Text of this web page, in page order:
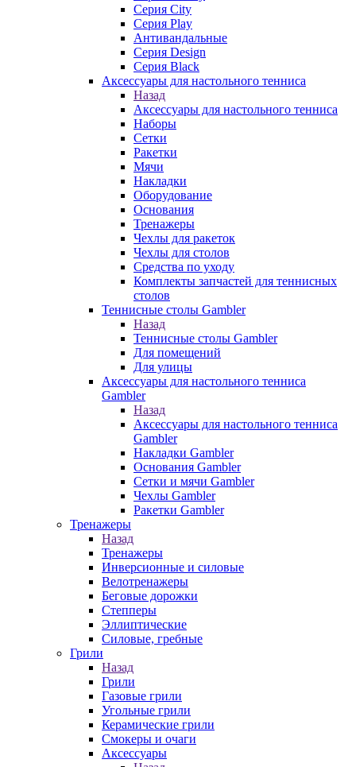
Серия City
Серия Play
Антивандальные
Серия Design
Серия Black
Аксессуары для настольного тенниса
Назад
Аксессуары для настольного тенниса
Наборы
Сетки
Ракетки
Мячи
Накладки
Оборудование
Основания
Тренажеры
Чехлы для ракеток
Чехлы для столов
Средства по уходу
Комплекты запчастей для теннисных
столов
Теннисные столы Gambler
Назад
Теннисные столы Gambler
Для помещений
Для улицы
Аксессуары для настольного тенниса
Gambler
Назад
Аксессуары для настольного тенниса
Gambler
Накладки Gambler
Основания Gambler
Сетки и мячи Gambler
Чехлы Gambler
Ракетки Gambler
Тренажеры
Назад
Тренажеры
Инверсионные и силовые
Велотренажеры
Беговые дорожки
Степперы
Эллиптические
Силовые, гребные
Грили
Назад
Грили
Газовые грили
Угольные грили
Керамические грили
Смокеры и очаги
Аксессуары